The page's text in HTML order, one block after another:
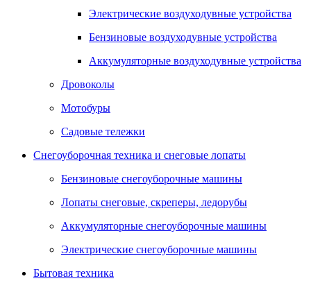
Электрические воздуходувные устройства
Бензиновые воздуходувные устройства
Аккумуляторные воздуходувные устройства
Дровоколы
Мотобуры
Садовые тележки
Снегоуборочная техника и снеговые лопаты
Бензиновые снегоуборочные машины
Лопаты снеговые, скреперы, ледорубы
Аккумуляторные снегоуборочные машины
Электрические снегоуборочные машины
Бытовая техника